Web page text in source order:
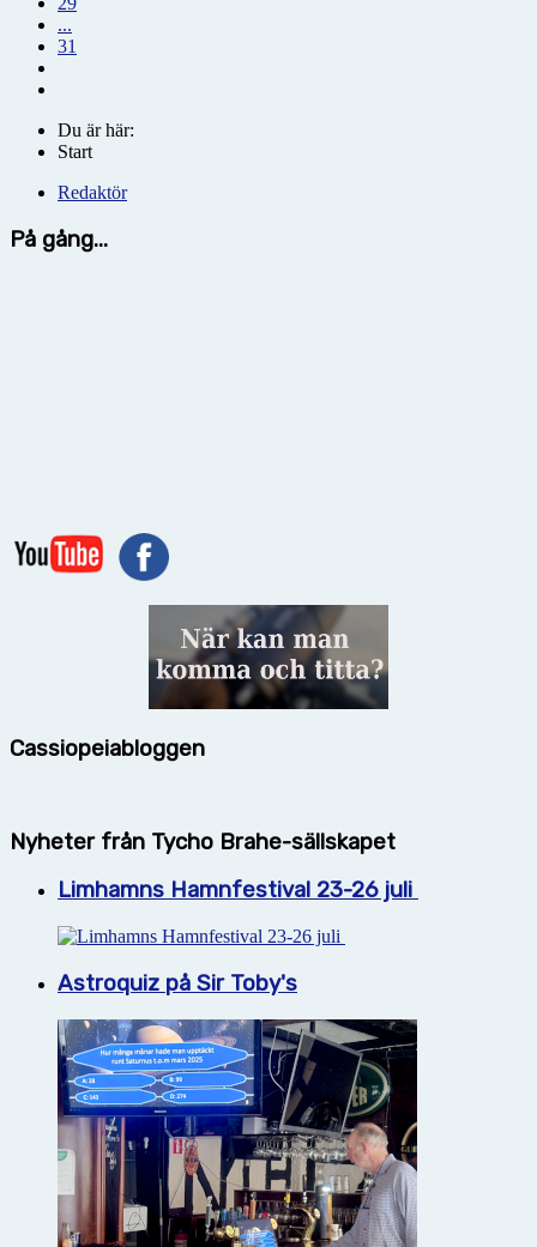
...
31
Du är här:
Start
Redaktör
På gång...
Cassiopeiabloggen
Nyheter från Tycho Brahe-sällskapet
Limhamns Hamnfestival 23-26 juli
Astroquiz på Sir Toby's